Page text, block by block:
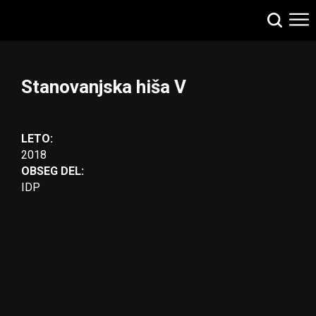
Stanovanjska hiša V
LETO:
2018
OBSEG DEL:
IDP